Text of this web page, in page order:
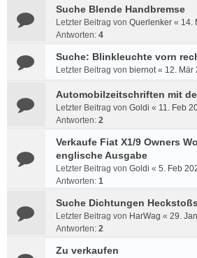
Suche Blende Handbremse
Letzter Beitrag von Querlenker « 14.
Antworten: 4
Suche: Blinkleuchte vorn
Letzter Beitrag von biernot« 12. Mär
Automobilzeitschriften mit
Letzter Beitrag von Goldi « 11. Feb
Antworten: 2
Verkaufe Fiat X1/9 Owners
englische Ausgabe
Letzter Beitrag von Goldi « 5. Feb
Antworten: 1
Suche Dichtungen
Letzter Beitrag von HarWag « 29.
Antworten: 2
Zu verkaufen